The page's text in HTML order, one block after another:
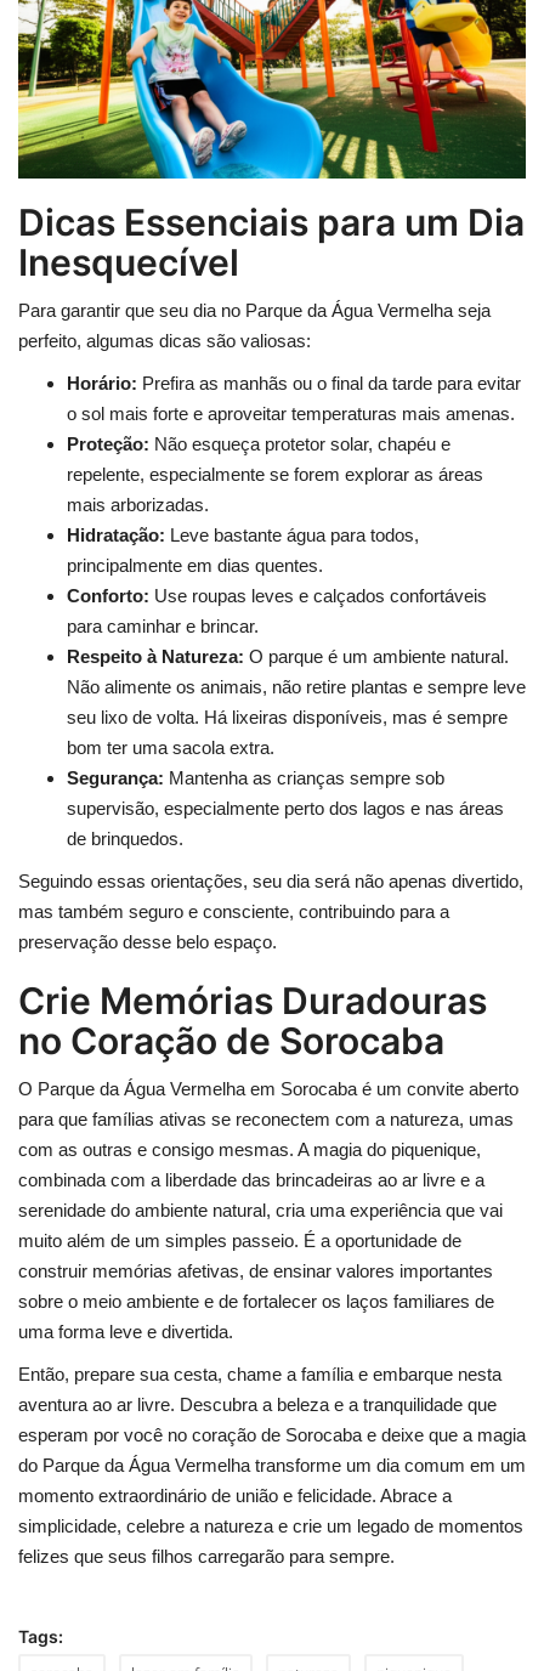
Dicas Essenciais para um Dia
Inesquecível
Para garantir que seu dia no Parque da Água Vermelha seja
perfeito, algumas dicas são valiosas:
Horário: Prefira as manhãs ou o final da tarde para evitar
o sol mais forte e aproveitar temperaturas mais amenas.
Proteção: Não esqueça protetor solar, chapéu e
repelente, especialmente se forem explorar as áreas
mais arborizadas.
Hidratação: Leve bastante água para todos,
principalmente em dias quentes.
Conforto: Use roupas leves e calçados confortáveis
para caminhar e brincar.
Respeito à Natureza: O parque é um ambiente natural.
Não alimente os animais, não retire plantas e sempre leve
seu lixo de volta. Há lixeiras disponíveis, mas é sempre
bom ter uma sacola extra.
Segurança: Mantenha as crianças sempre sob
supervisão, especialmente perto dos lagos e nas áreas
de brinquedos.
Seguindo essas orientações, seu dia será não apenas divertido,
mas também seguro e consciente, contribuindo para a
preservação desse belo espaço.
Crie Memórias Duradouras
no Coração de Sorocaba
O Parque da Água Vermelha em Sorocaba é um convite aberto
para que famílias ativas se reconectem com a natureza, umas
com as outras e consigo mesmas. A magia do piquenique,
combinada com a liberdade das brincadeiras ao ar livre e a
serenidade do ambiente natural, cria uma experiência que vai
muito além de um simples passeio. É a oportunidade de
construir memórias afetivas, de ensinar valores importantes
sobre o meio ambiente e de fortalecer os laços familiares de
uma forma leve e divertida.
Então, prepare sua cesta, chame a família e embarque nesta
aventura ao ar livre. Descubra a beleza e a tranquilidade que
esperam por você no coração de Sorocaba e deixe que a magia
do Parque da Água Vermelha transforme um dia comum em um
momento extraordinário de união e felicidade. Abrace a
simplicidade, celebre a natureza e crie um legado de momentos
felizes que seus filhos carregarão para sempre.
Tags: